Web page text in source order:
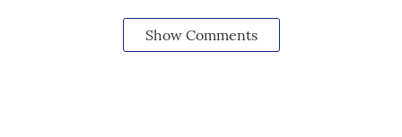
Show Comments